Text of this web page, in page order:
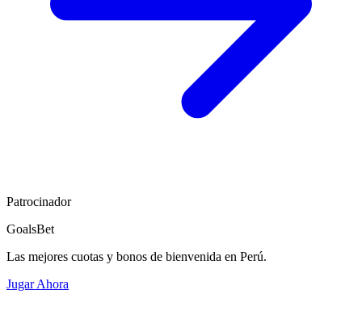
Patrocinador
GoalsBet
Las mejores cuotas y bonos de bienvenida en Perú.
Jugar Ahora